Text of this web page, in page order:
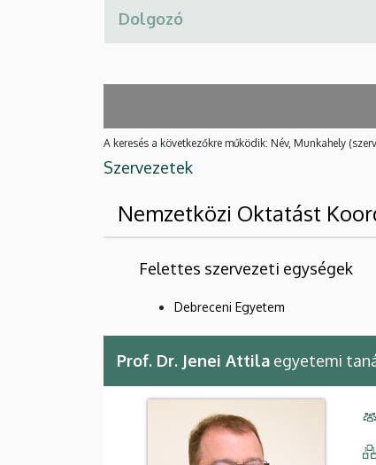
A keresés a következőkre működik: Név, Munkahely
Szervezetek
Nemzetközi Oktatást
Felettes szervezeti egységek
Debreceni Egyetem
Prof. Dr. Jenei Attila egyetemi